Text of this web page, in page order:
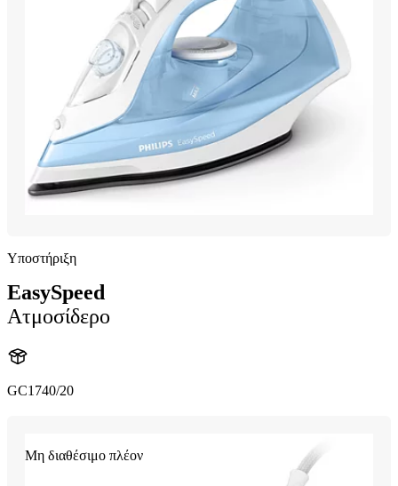
Υποστήριξη
EasySpeed
Ατμοσίδερο
GC1740/20
Μη διαθέσιμο πλέον